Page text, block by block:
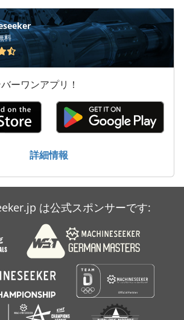
料
ーワンアプリ！
詳細情報
は公式スポンサーです: